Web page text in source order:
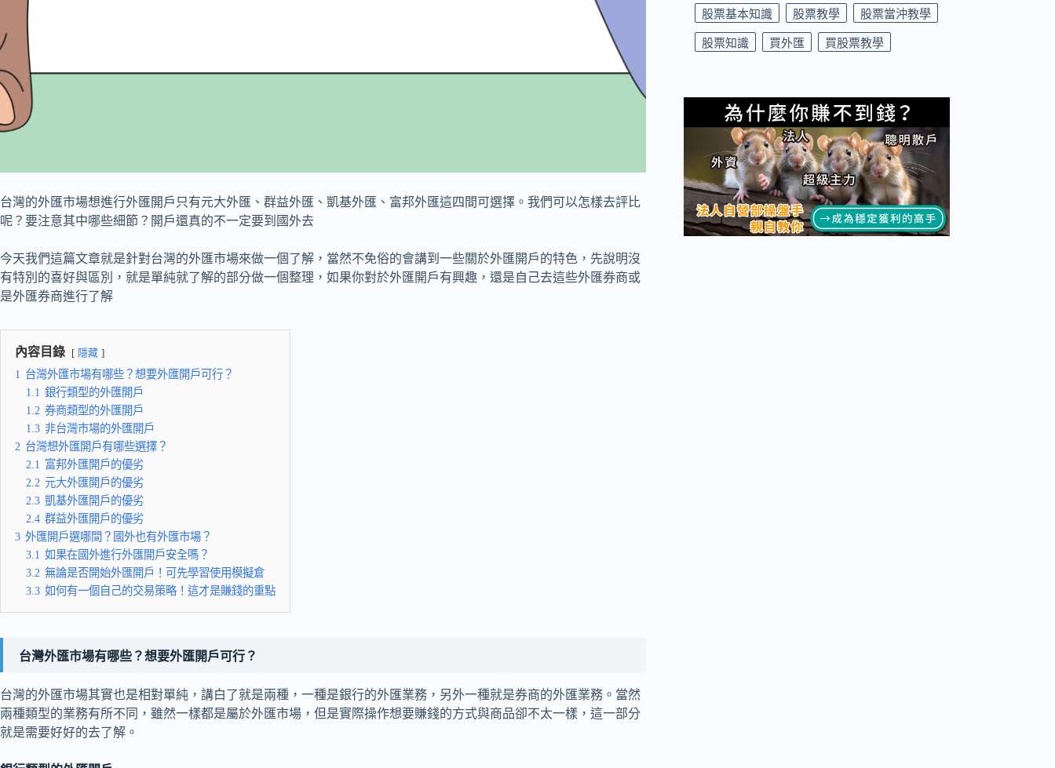
台灣的外匯市場想進行外匯開戶只有元大外匯、群益外匯、凱基外匯、富邦外匯這四間可選擇。我們可以怎樣去評比
呢？要注意其中哪些細節？開戶還真的不一定要到國外去
今天我們這篇文章就是針對台灣的外匯市場來做一個了解，當然不免俗的會講到一些關於外匯開戶的特色，先說明沒
有特別的喜好與區別，就是單純就了解的部分做一個整理，如果你對於外匯開戶有興趣，還是自己去這些外匯券商或
是外匯券商進行了解
內容目錄 隱藏
1 台灣外匯市場有哪些？想要外匯開戶可行？
1.1 銀行類型的外匯開戶
1.2 券商類型的外匯開戶
1.3 非台灣市場的外匯開戶
2 台灣想外匯開戶有哪些選擇？
2.1 富邦外匯開戶的優劣
2.2 元大外匯開戶的優劣
2.3 凱基外匯開戶的優劣
2.4 群益外匯開戶的優劣
3 外匯開戶選哪間？國外也有外匯市場？
3.1 如果在國外進行外匯開戶安全嗎？
3.2 無論是否開始外匯開戶！可先學習使用模擬倉
3.3 如何有一個自己的交易策略！這才是賺錢的重點
台灣外匯市場有哪些？想要外匯開戶可行？
台灣的外匯市場其實也是相對單純，講白了就是兩種，一種是銀行的外匯業務，另外一種就是券商的外匯業務。當然
兩種類型的業務有所不同，雖然一樣都是屬於外匯市場，但是實際操作想要賺錢的方式與商品卻不太一樣，這一部分
就是需要好好的去了解。
股票基本知識 股票教學 股票當沖教學
股票知識 買外匯 買股票教學